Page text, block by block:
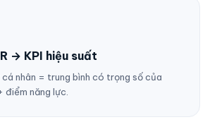
→ KPI hiệu suất
nhân = trung bình có trọng số của
điểm năng lực.